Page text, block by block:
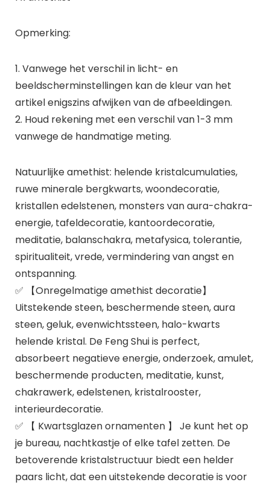
Opmerking:
1. Vanwege het verschil in licht- en
beeldscherminstellingen kan de kleur van het
artikel enigszins afwijken van de afbeeldingen.
2. Houd rekening met een verschil van 1-3 mm
vanwege de handmatige meting.
Natuurlijke amethist: helende kristalcumulaties,
ruwe minerale bergkwarts, woondecoratie,
kristallen edelstenen, monsters van aura-chakra-
energie, tafeldecoratie, kantoordecoratie,
meditatie, balanschakra, metafysica, tolerantie,
spiritualiteit, vrede, vermindering van angst en
ontspanning.
✅ 【Onregelmatige amethist decoratie】
Uitstekende steen, beschermende steen, aura
steen, geluk, evenwichtssteen, halo-kwarts
helende kristal. De Feng Shui is perfect,
absorbeert negatieve energie, onderzoek, amulet,
beschermende producten, meditatie, kunst,
chakrawerk, edelstenen, kristalrooster,
interieurdecoratie.
✅ 【 Kwartsglazen ornamenten 】 Je kunt het op
je bureau, nachtkastje of elke tafel zetten. De
betoverende kristalstructuur biedt een helder
paars licht, dat een uitstekende decoratie is voor